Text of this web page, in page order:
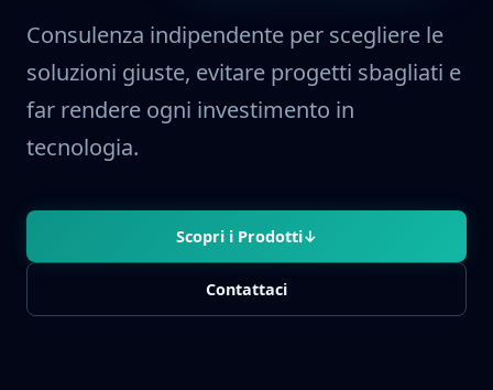
Consulenza indipendente per scegliere le
soluzioni giuste, evitare progetti sbagliati e
far rendere ogni investimento in
tecnologia.
Scopri i Prodotti↓
Contattaci